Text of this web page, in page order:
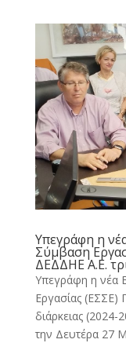
Υπεγράφη η
Σύμβαση
ΔΕΔΔΗΕ Α.Ε.
Υπεγράφη η νέα
Εργασίας (ΕΣΣΕ)
διάρκειας
την Δευτέρα 27